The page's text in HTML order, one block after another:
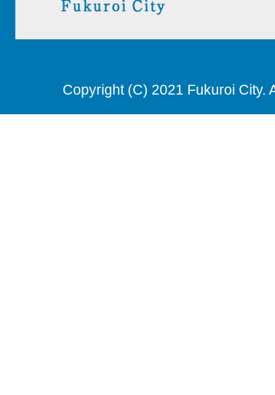
Copyright (C) 2021 Fukuroi City.